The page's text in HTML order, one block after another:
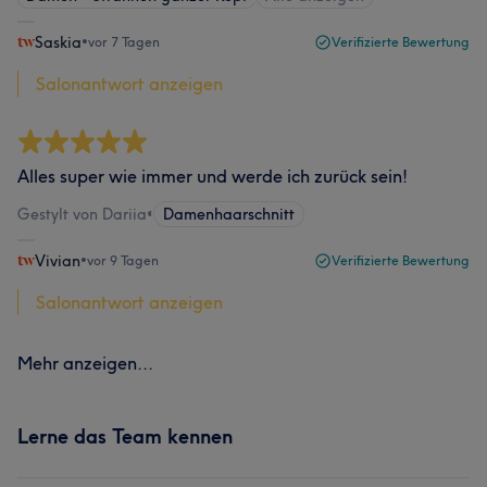
Saskia•vor 7 Tagen Verifizierte Bewertung
Salonantwort anzeigen
Alles super wie immer und werde ich zurück sein!
Gestylt von Dariia• Damenhaarschnitt
Vivian•vor 9 Tagen Verifizierte Bewertung
Salonantwort anzeigen
Mehr anzeigen...
Lerne das Team kennen